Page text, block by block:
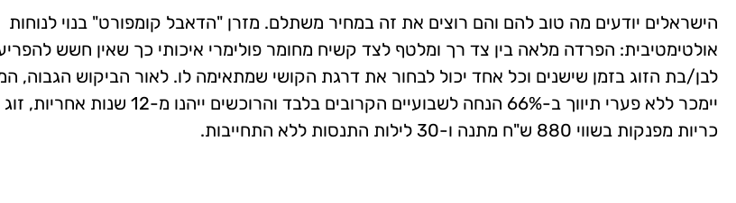
הישראלים יודעים מה טוב להם והם רוצים את זה במחיר משתלם. מזרן "הדאבל קומפורט" בנוי לנוחות
אולטימטיבית: הפרדה מלאה בין צד רך ומלטף לצד קשיח מחומר פולימרי איכותי כך שאין חשש
לבן/בת הזוג בזמן שישנים וכל אחד יכול לבחור את דרגת הקושי שמתאימה לו. לאור הביקוש הגבוה,
יימכר ללא פערי תיווך ב-66% הנחה לשבועיים הקרובים בלבד והרוכשים ייהנו מ-12 שנות אחריות, זוג
כריות מפנקות בשווי 880 ש"ח מתנה ו-30 לילות התנסות ללא התחייבות.